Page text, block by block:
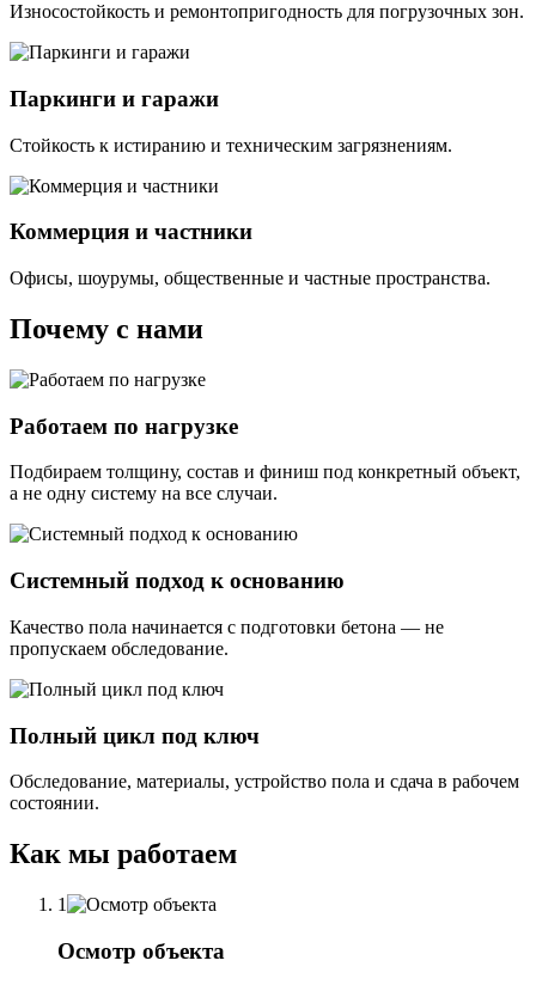
Износостойкость и ремонтопригодность для погрузочных зон.
Паркинги и гаражи
Стойкость к истиранию и техническим загрязнениям.
Коммерция и частники
Офисы, шоурумы, общественные и частные пространства.
Почему с нами
Работаем по нагрузке
Подбираем толщину, состав и финиш под конкретный объект,
а не одну систему на все случаи.
Системный подход к основанию
Качество пола начинается с подготовки бетона — не
пропускаем обследование.
Полный цикл под ключ
Обследование, материалы, устройство пола и сдача в рабочем
состоянии.
Как мы работаем
1
Осмотр объекта